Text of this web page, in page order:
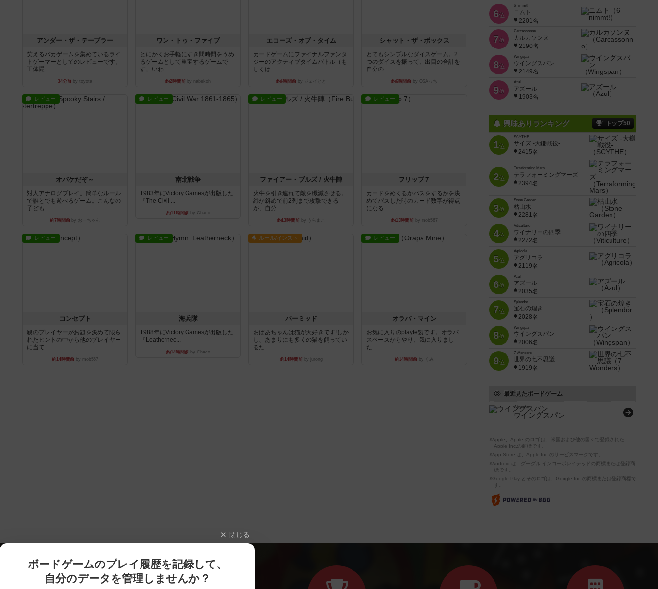
アンダー・ザ・テーブラー
笑えるバカゲームを集めているライ
トゲーマーとしてのレビューです。
正体隠...
34分前 by toyota
ワン・トゥ・ファイブ
とにかくお手軽にすき間時間をうめ
るゲームとして重宝するゲームで
す。いわ...
約2時間前 by nabekoh
エコーズ・オブ・タイム
カードゲームにファイナルファンタ
ジーのアクティブタイムバトル（も
しくは...
約6時間前 by ジェイとと
シャット・ザ・ボックス
とてもシンプルなダイスゲーム。2
つのダイスを振って、出目の合計を
自分の...
約6時間前 by OSAっち
レビュー
オバケだぞ～
対人アナログプレイ。簡単なルール
で誰とでも遊べるゲーム。こんなの
子ども...
約7時間前 by おーちゃん
レビュー
南北戦争
1983年にVictory Gamesが出版した
『The Civil ...
約11時間前by Chaco
レビュー
ファイアー・ブルズ / 火牛陣
火牛を引き連れて敵を殲滅させる。
縦か斜めで前2列まで攻撃できる
が、自分...
約13時間前 by うらまこ
レビュー
フリップ７
カードをめくるかパスをするかを決
めてパスした時のカード数字が得点
になる...
約13時間前by mob567
レビュー
コンセプト
親のプレイヤーがお題を決めて限ら
れたヒントの中から他のプレイヤー
に当て...
約14時間前by mob567
レビュー
海兵隊
1988年にVictory Gamesが出版した
『Leathernec...
約14時間前by Chaco
ルール/インスト
パーミッド
おばあちゃんは猫が大好きです!しか
し、あまりにも多くの猫を飼ってい
るた...
約14時間前by jurong
レビュー
オラパ・マイン
お気に入りのplayte製です。オラパ
スペースからやり、気に入りまし
た...
約14時間前 by くみ
6位
6 nimmt!
ニムト
2201名
7位
Carcassonne
カルカソンヌ
2190名
8位
Wingspan
ウイングスパン
2149名
9位
Azul
アズール
1903名
興味ありランキング トップ50
1位
SCYTHE
サイズ -大鎌戦役-
2415名
2位
Terraforming Mars
テラフォーミングマーズ
2394名
3位
Stone Garden
枯山水
2281名
4位
Viticulture
ワイナリーの四季
2272名
5位
Agricola
アグリコラ
2119名
6位
Azul
アズール
2035名
7位
Splendor
宝石の煌き
2028名
8位
Wingspan
ウイングスパン
2006名
9位
7 Wonders
世界の七不思議
1919名
最近見たボードゲーム
Wingspan
ウイングスパン
※Apple、Apple のロゴ は、米国および他の国々で登録された
Apple Inc.の商標です。
※App Store は、Apple Inc.のサービスマークです。
※Android は、グーグル インコーポレイテッドの商標または登録商
標です。
※Google Play とそのロゴは、Google Inc.の商標または登録商標で
す。
閉じる
ボードゲームのプレイ履歴を記録して、
自分のデータを管理しませんか？